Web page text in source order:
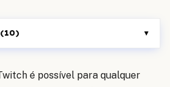
10) ▼
é possível para qualquer